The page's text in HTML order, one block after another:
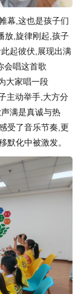
幕,这也是孩子们
放,旋律刚起,孩子
起彼伏,展现出满
会唱这首歌
大家唱一段
主动举手,大方分
满是真诚与热
受了音乐节奏,更
默化中被激发。